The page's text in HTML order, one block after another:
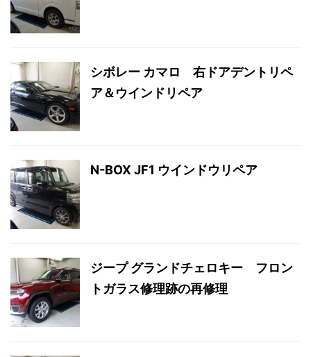
シボレー カマロ 右ドアデントリペ
ア＆ウインドリペア
N-BOX JF1 ウインドウリペア
ジープ グランドチェロキー フロン
トガラス修理跡の再修理